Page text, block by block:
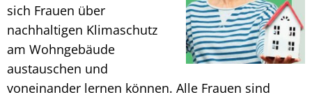
sich Frauen über
nachhaltigen Klimaschutz
am Wohngebäude
austauschen und
voneinander lernen können. Alle Frauen sind